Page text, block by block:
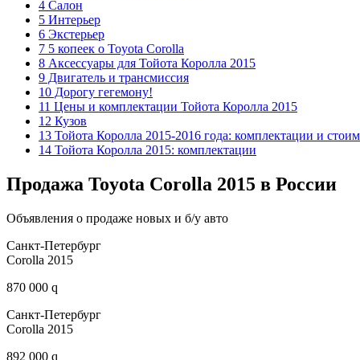
4 Салон
5 Интерьер
6 Экстерьер
7 5 копеек о Toyota Corolla
8 Аксессуары для Тойота Королла 2015
9 Двигатель и трансмиссия
10 Дорогу гегемону!
11 Цены и комплектации Тойота Королла 2015
12 Кузов
13 Тойота Королла 2015-2016 года: комплектации и
14 Тойота Королла 2015: комплектации
Продажа Toyota Corolla 2015 в России
Объявления о продаже новых и б/у авто
Санкт-Петербург
Corolla 2015
870 000 q
Санкт-Петербург
Corolla 2015
892 000 q